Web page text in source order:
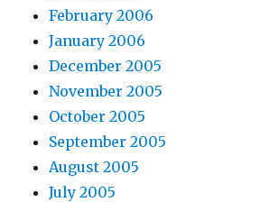
February 2006
January 2006
December 2005
November 2005
October 2005
September 2005
August 2005
July 2005